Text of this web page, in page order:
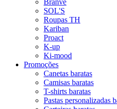
SOL'S
Roupas TH
Kariban
Proact
K-up
Ki-mood
Promoções
Canetas baratas
Camisas baratas
T-shirts baratas
Pastas personalizadas